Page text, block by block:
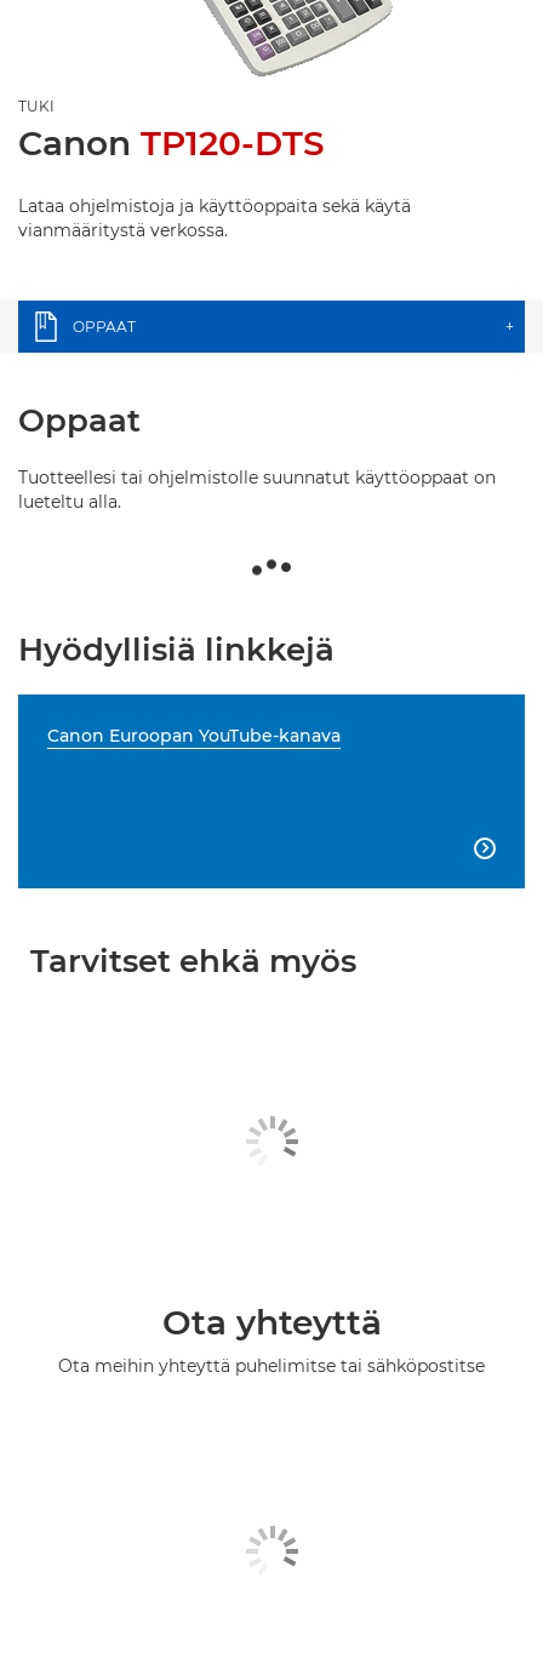
TUKI
Canon TP120-DTS
Lataa ohjelmistoja ja käyttöoppaita sekä käytä
vianmääritystä verkossa.
OPPAAT +
Oppaat
Tuotteellesi tai ohjelmistolle suunnatut käyttöoppaat on
lueteltu alla.
Hyödyllisiä linkkejä
Canon Euroopan YouTube-kanava

Tarvitset ehkä myös
Ota yhteyttä
Ota meihin yhteyttä puhelimitse tai sähköpostitse